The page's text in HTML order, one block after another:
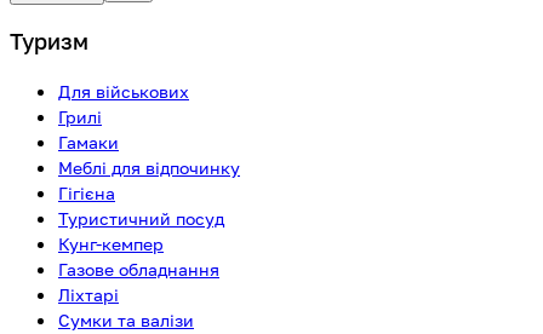
Туризм
Для військових
Грилі
Гамаки
Меблі для відпочинку
Гігієна
Туристичний посуд
Кунг-кемпер
Газове обладнання
Ліхтарі
Сумки та валізи